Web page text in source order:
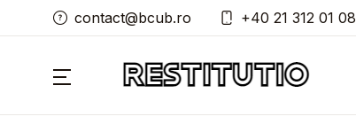
contact@bcub.ro +40 21 312 01 08